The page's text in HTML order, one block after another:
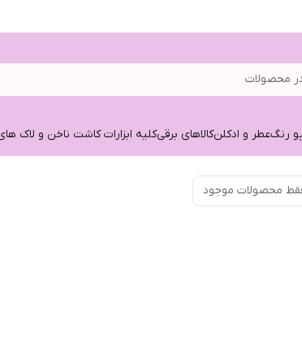
محصولات
رنگعطر و ادکلنکالاهای برقیکلیه ابزارات کاشت ناخن و لاک
محصولات موجود